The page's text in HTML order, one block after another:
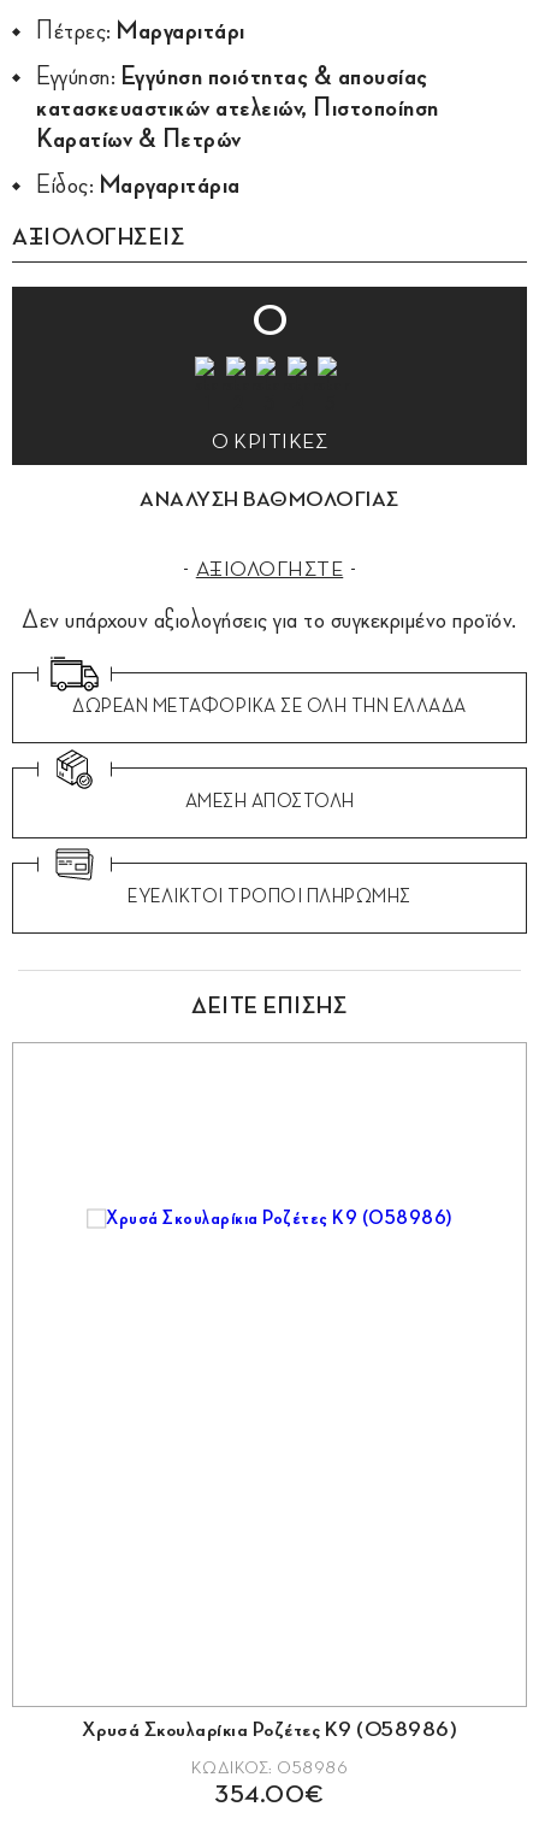
Πέτρες: Μαργαριτάρι
Εγγύηση: Εγγύηση ποιότητας & απουσίας
κατασκευαστικών ατελειών, Πιστοποίηση
Καρατίων & Πετρών
Είδος: Μαργαριτάρια
ΑΞΙΟΛΟΓΗΣΕΙΣ
0
0 ΚΡΙΤΙΚΕΣ
ΑΝΑΛΥΣΗ ΒΑΘΜΟΛΟΓΙΑΣ
ΑΞΙΟΛΟΓΗΣΤΕ
Δεν υπάρχουν αξιολογήσεις για το συγκεκριμένο προϊόν.
ΔΩΡΕΑΝ ΜΕΤΑΦΟΡΙΚΑ ΣΕ ΟΛΗ ΤΗΝ ΕΛΛΑΔΑ
ΑΜΕΣΗ ΑΠΟΣΤΟΛΗ
ΕΥΕΛΙΚΤΟΙ ΤΡΟΠΟΙ ΠΛΗΡΩΜΗΣ
ΔΕΙΤΕ ΕΠΙΣΗΣ
Χρυσά Σκουλαρίκια Ροζέτες Κ9 (058986)
ΚΩΔΙΚΟΣ: 058986
354.00€